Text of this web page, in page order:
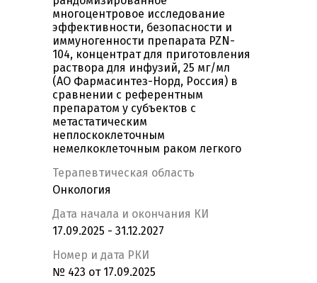
многоцентровое исследование
эффективности, безопасности и
иммуногенности препарата PZN-
104, концентрат для приготовления
раствора для инфузий, 25 мг/мл
(АО Фармасинтез-Норд, Россия) в
сравнении с референтным
препаратом у субъектов с
метастатическим
неплоскоклеточным
немелкоклеточным раком легкого
Терапевтическая область
Онкология
Дата начала и окончания КИ
17.09.2025 - 31.12.2027
Номер и дата РКИ
№ 423 от 17.09.2025